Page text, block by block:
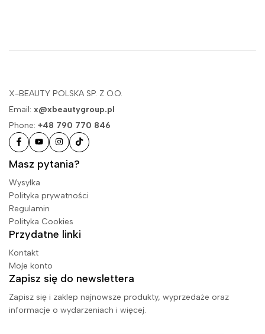
X-BEAUTY POLSKA SP. Z O.O.
Email: x@xbeautygroup.pl
Phone: +48 790 770 846
Masz pytania?
Wysyłka
Polityka prywatności
Regulamin
Polityka Cookies
Przydatne linki
Kontakt
Moje konto
Zapisz się do newslettera
Zapisz się i zaklep najnowsze produkty, wyprzedaże oraz
informacje o wydarzeniach i więcej.